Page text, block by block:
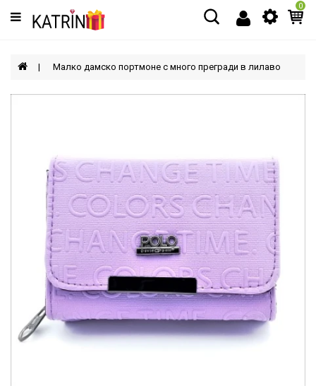
Категории
МЪЖЕ
ЖЕНИ
АКСЕСОАРИ
0
Малко дамско портмоне с много прегради в лилаво